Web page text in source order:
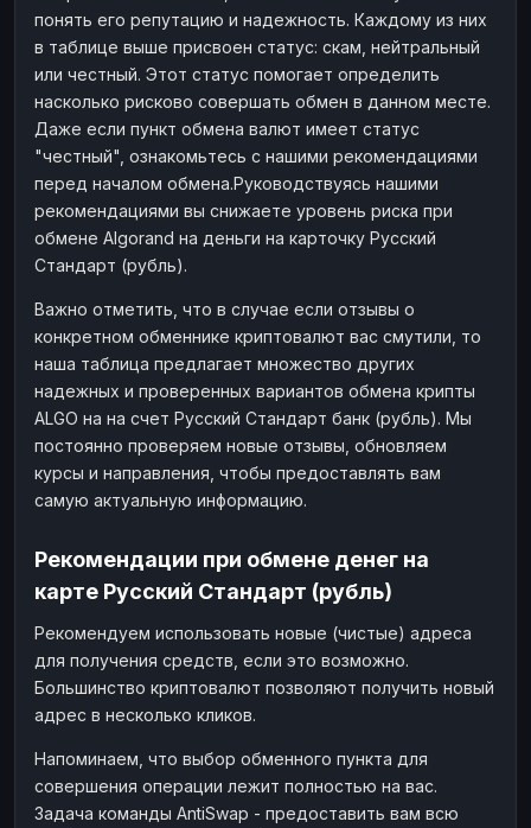
понять его репутацию и надежность. Каждому из них
в таблице выше присвоен статус: скам, нейтральный
или честный. Этот статус помогает определить
насколько рисково совершать обмен в данном месте.
Даже если пункт обмена валют имеет статус
"честный", ознакомьтесь с нашими рекомендациями
перед началом обмена.Руководствуясь нашими
рекомендациями вы снижаете уровень риска при
обмене Algorand на деньги на карточку Русский
Стандарт (рубль).
Важно отметить, что в случае если отзывы о
конкретном обменнике криптовалют вас смутили, то
наша таблица предлагает множество других
надежных и проверенных вариантов обмена крипты
ALGO на на счет Русский Стандарт банк (рубль). Мы
постоянно проверяем новые отзывы, обновляем
курсы и направления, чтобы предоставлять вам
самую актуальную информацию.
Рекомендации при обмене денег на
карте Русский Стандарт (рубль)
Рекомендуем использовать новые (чистые) адреса
для получения средств, если это возможно.
Большинство криптовалют позволяют получить новый
адрес в несколько кликов.
Напоминаем, что выбор обменного пункта для
совершения операции лежит полностью на вас.
Задача команды AntiSwap - предоставить вам всю